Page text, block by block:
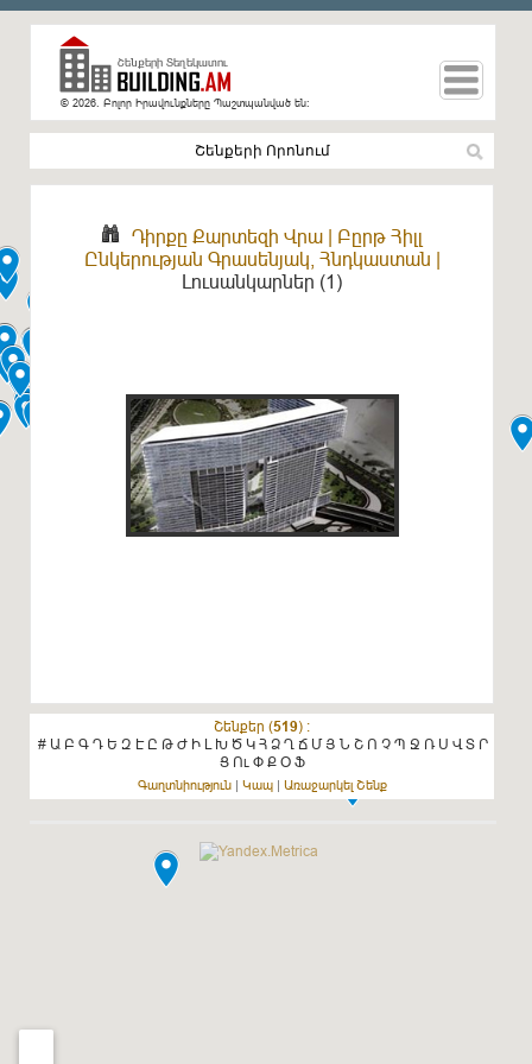
© 2026. Բոլոր Իրավունքները Պաշտպանված են։
Դիրքը Քարտեզի Վրա | Բըրթ Հիլլ
Ընկերության Գրասենյակ, Հնդկաստան |
Լուսանկարներ (1)
Շենքեր (519) :
# Ա Բ Գ Դ Ե Զ Է Ը Թ Ժ Ի Լ Խ Ծ Կ Հ Ձ Ղ Ճ Մ Յ Ն Շ Ո Չ Պ Ջ Ռ Ս Վ Տ Ր
Ց Ու Փ Ք Օ Ֆ
Գաղտնիություն| Կապ| Առաջարկել Շենք